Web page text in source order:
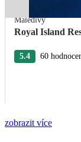
Maledivy
Royal Island
5.4 60
zobrazit více